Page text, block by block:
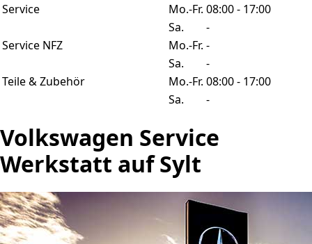
Service
Mo.-Fr. 08:00 - 17:00
Sa.
-
Service NFZ
Mo.-Fr. -
Sa.
-
Teile & Zubehör
Mo.-Fr. 08:00 - 17:00
Sa.
-
Volkswagen Service
Werkstatt auf Sylt